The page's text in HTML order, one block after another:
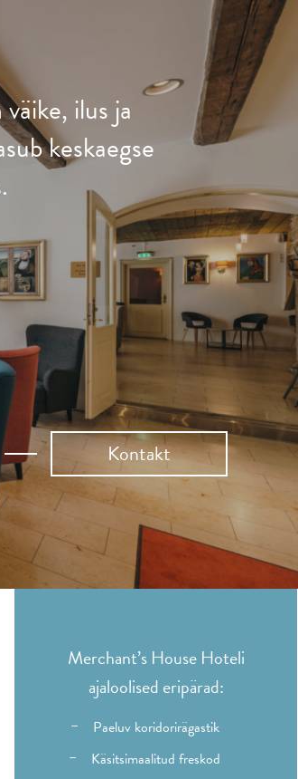
ilus ja
keskaegse
Kontakt
Merchant’s House Hoteli
ajaloolised eripärad:
Paeluv koridorirägastik
Käsitsimaalitud freskod